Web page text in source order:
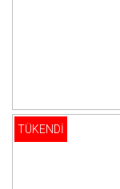
TÜKENDİ